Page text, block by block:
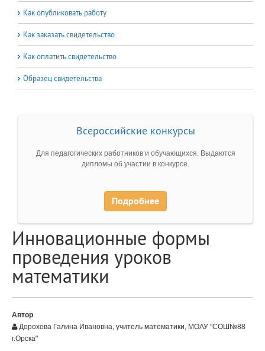
Как опубликовать работу
Как заказать свидетельство
Как оплатить свидетельство
Образец свидетельства
Всероссийские конкурсы
Для педагогических работников и обучающихся. Выдаются
дипломы об участии в конкурсе.
Подробнее
Инновационные формы
проведения уроков
математики
Автор
Дорохова Галина Ивановна, учитель математики, МОАУ "СОШ№88
г.Орска"